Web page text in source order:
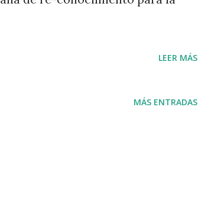
LEER MÁS
MÁS ENTRADAS